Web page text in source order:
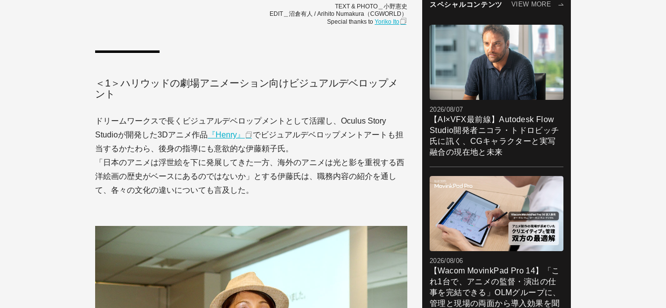
TEXT & PHOTO＿小野憲史
EDIT＿沼倉有人 / Arihito Numakura（CGWORLD）
Special thanks to Yoriko Ito
＜1＞ハリウッドの劇場アニメーション向けビジュアルデベロップメ
ント
ドリームワークスで長くビジュアルデベロップメントとして活躍し、Oculus Story
Studioが開発した3Dアニメ作品 『Henry』
でビジュアルデベロップメントアートも担
当するかたわら、後身の指導にも意欲的な伊藤頼子氏。
「日本のアニメは浮世絵を下に発展してきた一方、海外のアニメは光と影を重視する西
洋絵画の歴史がベースにあるのではないか」とする伊藤氏は、職務内容の紹介を通し
て、各々の文化の違いについても言及した。
スペシャルコンテンツ VIEW MORE
2026/08/07
【AI×VFX最前線】Autodesk Flow
Studio開発者ニコラ・トドロビッチ
氏に訊く、CGキャラクターと実写
融合の現在地と未来
2026/08/06
【Wacom MovinkPad Pro 14】「こ
れ1台で、アニメの監督・演出の仕
事を完結できる」OLMグループに、
管理と現場の両面から導入効果を聞